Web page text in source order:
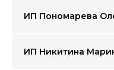
ИП Пономарева
ИП Никитина